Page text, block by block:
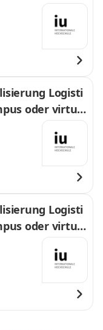
Logisti
oder virtuel
Logisti
oder virtuel